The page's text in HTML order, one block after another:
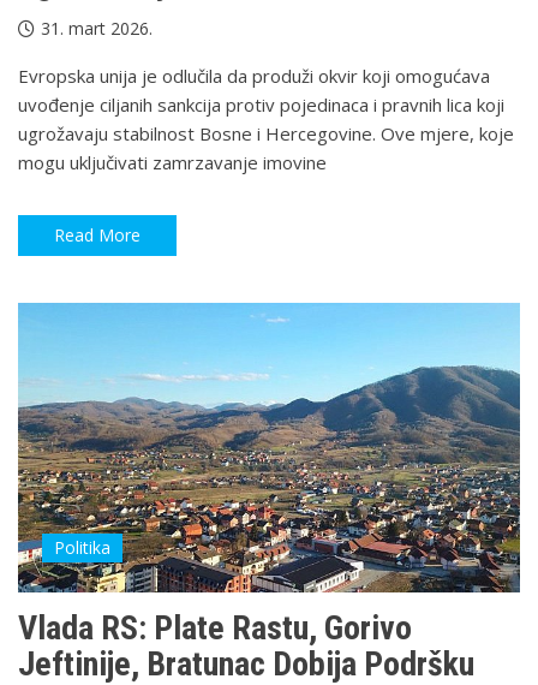
31. mart 2026.
Evropska unija je odlučila da produži okvir koji omogućava
uvođenje ciljanih sankcija protiv pojedinaca i pravnih lica koji
ugrožavaju stabilnost Bosne i Hercegovine. Ove mjere, koje
mogu uključivati zamrzavanje imovine
Read More
Politika
Vlada RS: Plate Rastu, Gorivo
Jeftinije, Bratunac Dobija Podršku